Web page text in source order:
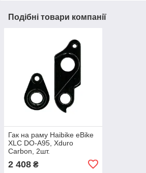
Подібні товари компанії
Гак на раму Haibike eBike
XLC DO-A95, Xduro
Carbon, 2шт.
2 408 ₴